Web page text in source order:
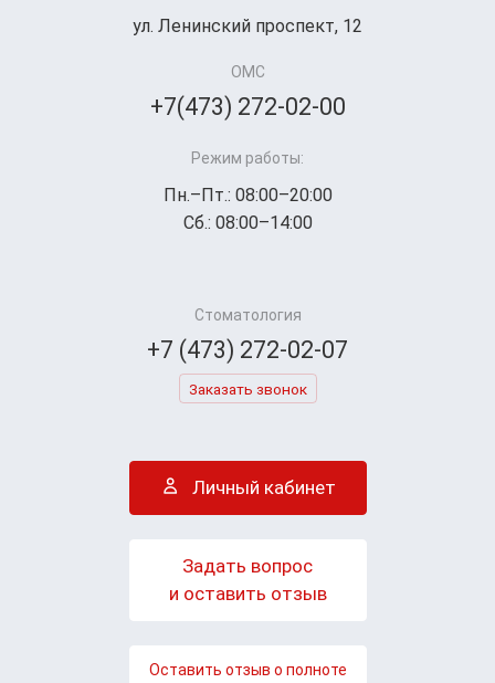
ул. Ленинский проспект, 12
ОМС
+7(473) 272-02-00
Режим работы:
Пн.–Пт.: 08:00–20:00
Сб.: 08:00–14:00
Стоматология
+7 (473) 272-02-07
Заказать звонок
Личный кабинет
Задать вопрос
и оставить отзыв
Оставить отзыв о полноте